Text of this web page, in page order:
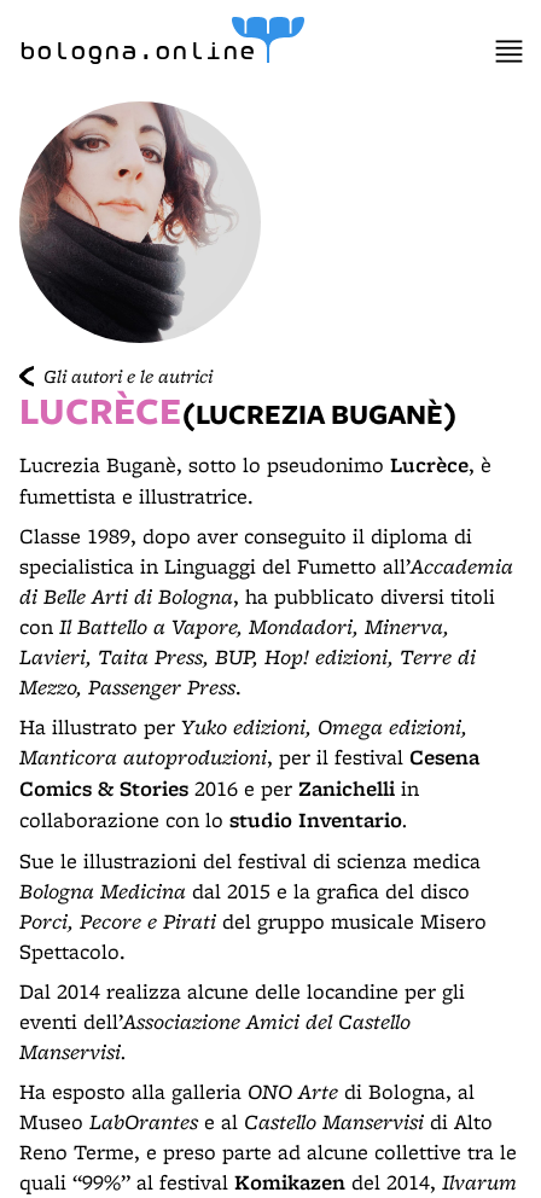
bologna.online
Gli autori e le autrici
LUCRÈCE(LUCREZIA BUGANÈ)
Lucrezia Buganè, sotto lo pseudonimo Lucrèce, è
fumettista e illustratrice.
Classe 1989, dopo aver conseguito il diploma di
specialistica in Linguaggi del Fumetto all’Accademia
di Belle Arti di Bologna, ha pubblicato diversi titoli
con Il Battello a Vapore, Mondadori, Minerva,
Lavieri, Taita Press, BUP, Hop! edizioni, Terre di
Mezzo, Passenger Press.
Ha illustrato per Yuko edizioni, Omega edizioni,
Manticora autoproduzioni, per il festival Cesena
Comics & Stories 2016 e per Zanichelli in
collaborazione con lo studio Inventario.
Sue le illustrazioni del festival di scienza medica
Bologna Medicina dal 2015 e la grafica del disco
Porci, Pecore e Pirati del gruppo musicale Misero
Spettacolo.
Dal 2014 realizza alcune delle locandine per gli
eventi dell’Associazione Amici del Castello
Manservisi.
Ha esposto alla galleria ONO Arte di Bologna, al
Museo LabOrantese al Castello Manservisi di Alto
Reno Terme, e preso parte ad alcune collettive tra le
quali “99%” al festival Komikazen del 2014, Ilvarum